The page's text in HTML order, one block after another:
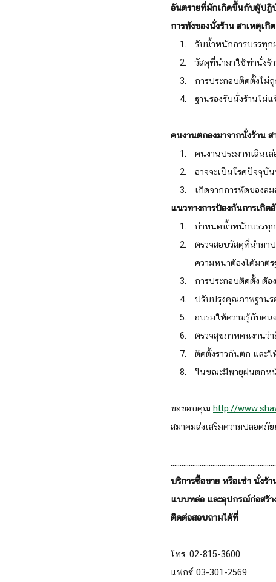
อันตรายที่มักเกิดขึ้นกับผู้ปฏิ
การพังของนั่งร้าน สาเหตุเกิ
รับน้ำหนักการบรรทุก
วัสดุที่นำมาใช้ทำนั่งร้
การประกอบติดตั้งไม่
ฐานรองรับนั่งร้านไม่แ
คนงานตกลงมาจากนั่งร้าน ส
คนงานประมาทเลินเ
อาจจะเป็นโรคปัจจุ
เกิดจากการพัดของล
แนวทางการป้องกันการเกิด
กำหนดน้ำหนักบรรทุ
ตรวจสอบวัสดุที่นำมา
ความหนาต้องได้มาต
การประกอบติดตั้ง ต้
ปรับปรุงคุณภาพฐาน
อบรมให้ความรู้กับค
ตรวจสุขภาพคนงานว่
ติดตั้งราวกันตก และ
ในขณะมีพายุฝนตกห
ขอขอบคุณ http://
สมาคมส่งเสริมความปลอดภั
บริการซื้อขาย หรือเช่า นั่งร้
แบบหล่อ และอุปกรณ์ก่อสร้า
ติดต่อสอบถามได้ที่
โทร. 02-815-3600
แฟกซ์ 03-301-2569